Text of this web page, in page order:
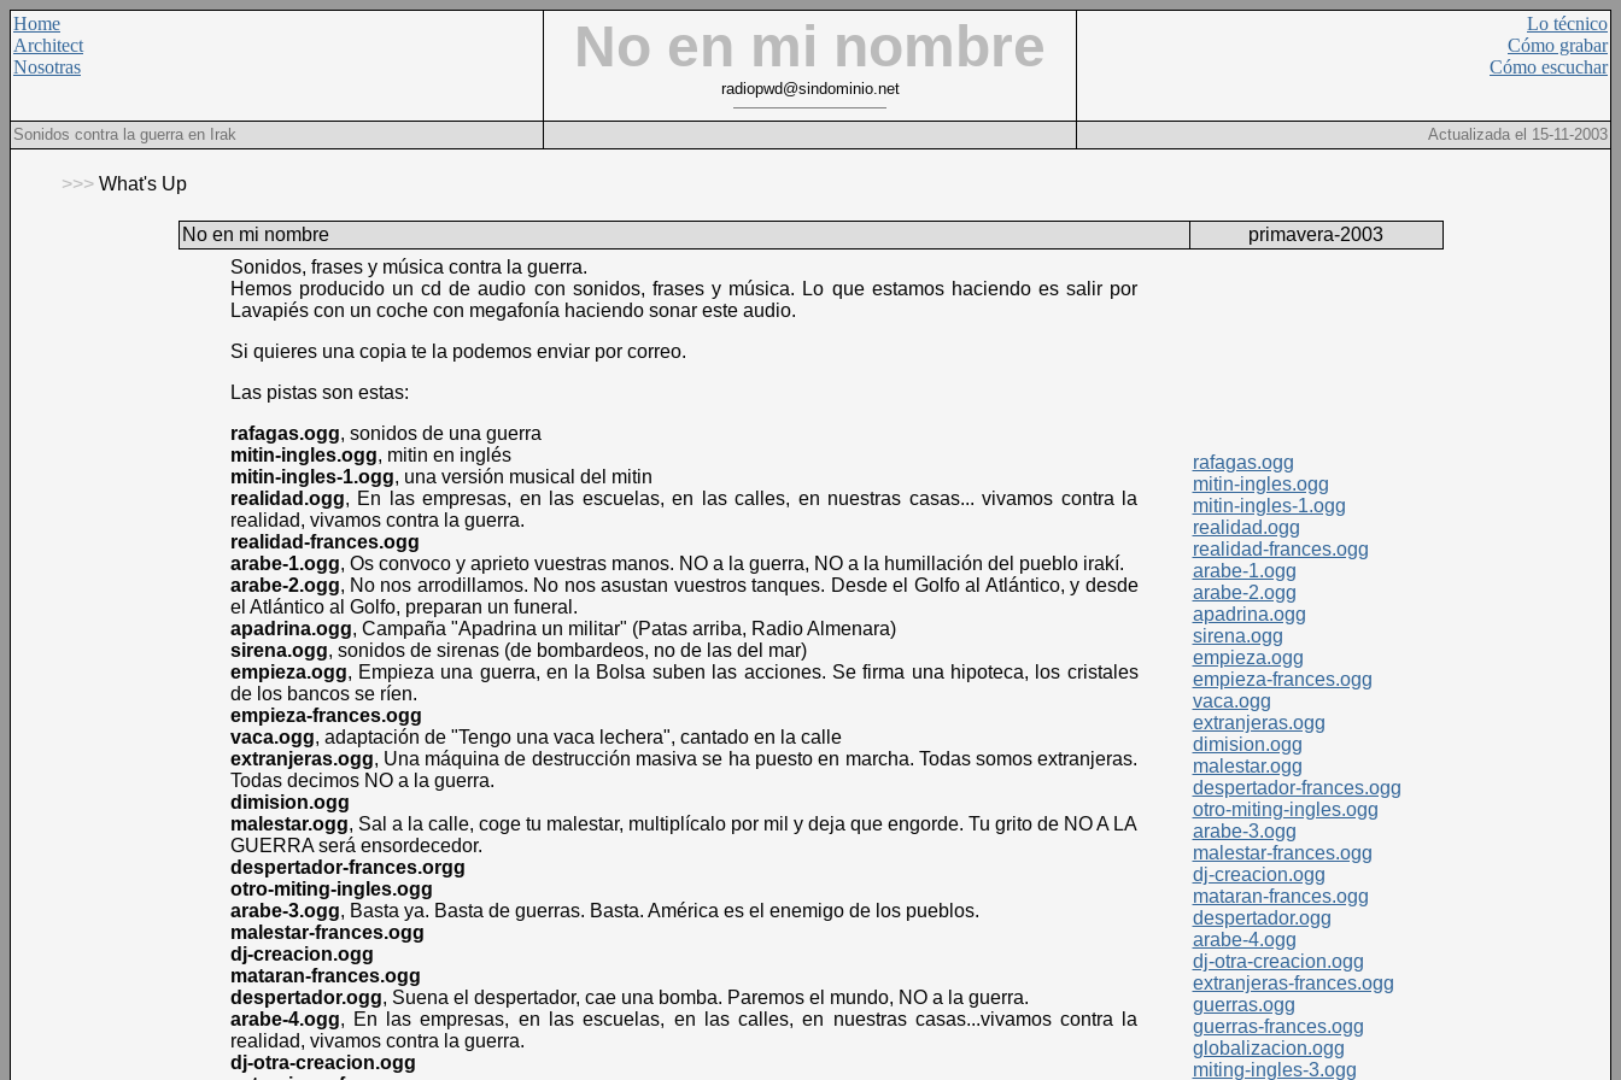
Home
Architect
Nosotras
No en mi nombre
radiopwd@sindominio.net
Lo técnico
Cómo grabar
Cómo escuchar
Sonidos contra la guerra en Irak Actualizada el 15-11-2003
>>> What's Up
No en mi nombre
primavera-2003
Sonidos, frases y música contra la guerra.
Hemos producido un cd de audio con sonidos, frases y música. Lo que estamos haciendo es salir por
Lavapiés con un coche con megafonía haciendo sonar este audio.
Si quieres una copia te la podemos enviar por correo.
Las pistas son estas:
rafagas.ogg, sonidos de una guerra
mitin-ingles.ogg, mitin en inglés
mitin-ingles-1.ogg, una versión musical del mitin
realidad.ogg, En las empresas, en las escuelas, en las calles, en nuestras casas... vivamos contra la
realidad, vivamos contra la guerra.
realidad-frances.ogg
arabe-1.ogg, Os convoco y aprieto vuestras manos. NO a la guerra, NO a la humillación del pueblo irakí.
arabe-2.ogg, No nos arrodillamos. No nos asustan vuestros tanques. Desde el Golfo al Atlántico, y desde
el Atlántico al Golfo, preparan un funeral.
apadrina.ogg, Campaña "Apadrina un militar" (Patas arriba, Radio Almenara)
sirena.ogg, sonidos de sirenas (de bombardeos, no de las del mar)
empieza.ogg, Empieza una guerra, en la Bolsa suben las acciones. Se firma una hipoteca, los cristales
de los bancos se ríen.
empieza-frances.ogg
vaca.ogg, adaptación de "Tengo una vaca lechera", cantado en la calle
extranjeras.ogg, Una máquina de destrucción masiva se ha puesto en marcha. Todas somos extranjeras.
Todas decimos NO a la guerra.
dimision.ogg
malestar.ogg, Sal a la calle, coge tu malestar, multiplícalo por mil y deja que engorde. Tu grito de NO A LA
GUERRA será ensordecedor.
despertador-frances.orgg
otro-miting-ingles.ogg
arabe-3.ogg, Basta ya. Basta de guerras. Basta. América es el enemigo de los pueblos.
malestar-frances.ogg
dj-creacion.ogg
mataran-frances.ogg
despertador.ogg, Suena el despertador, cae una bomba. Paremos el mundo, NO a la guerra.
arabe-4.ogg, En las empresas, en las escuelas, en las calles, en nuestras casas...vivamos contra la
realidad, vivamos contra la guerra.
dj-otra-creacion.ogg
rafagas.ogg
mitin-ingles.ogg
mitin-ingles-1.ogg
realidad.ogg
realidad-frances.ogg
arabe-1.ogg
arabe-2.ogg
apadrina.ogg
sirena.ogg
empieza.ogg
empieza-frances.ogg
vaca.ogg
extranjeras.ogg
dimision.ogg
malestar.ogg
despertador-frances.ogg
otro-miting-ingles.ogg
arabe-3.ogg
malestar-frances.ogg
dj-creacion.ogg
mataran-frances.ogg
despertador.ogg
arabe-4.ogg
dj-otra-creacion.ogg
extranjeras-frances.ogg
guerras.ogg
guerras-frances.ogg
globalizacion.ogg
miting-ingles-3.ogg